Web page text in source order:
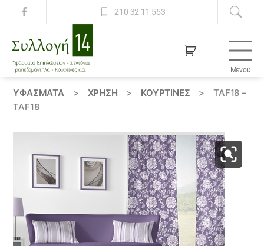
210 32 11 553
14
Μενού
ΥΦΆΣΜΑΤΑ > ΧΡΗΣΗ > ΚΟΥΡΤΊΝΕΣ >
TAF18 –
TAF18